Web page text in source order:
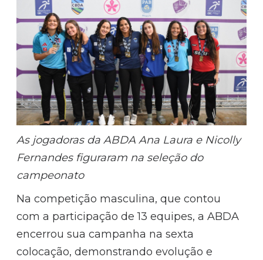
As jogadoras da ABDA Ana Laura e Nicolly
Fernandes figuraram na seleção do
campeonato
Na competição masculina, que contou
com a participação de 13 equipes, a ABDA
encerrou sua campanha na sexta
colocação, demonstrando evolução e